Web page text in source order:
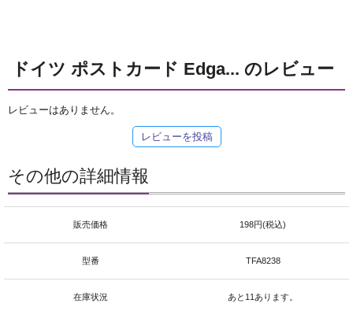
ドイツ ポストカード Edga... のレビュー
レビューはありません。
レビューを投稿
その他の詳細情報
販売価格 198円(税込)
型番 TFA8238
在庫状況 あと11あります。